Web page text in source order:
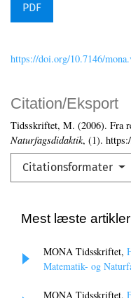
PDF
Citation/Eksport
Tidsskriftet, M. (2006). Fra
Naturfagsdidaktik, (1).
Citationsformater
https://doi.org/10.7146/
Mest læste
MONA Tidsskriftet,
Matematik- og
MONA Tidsskriftet,